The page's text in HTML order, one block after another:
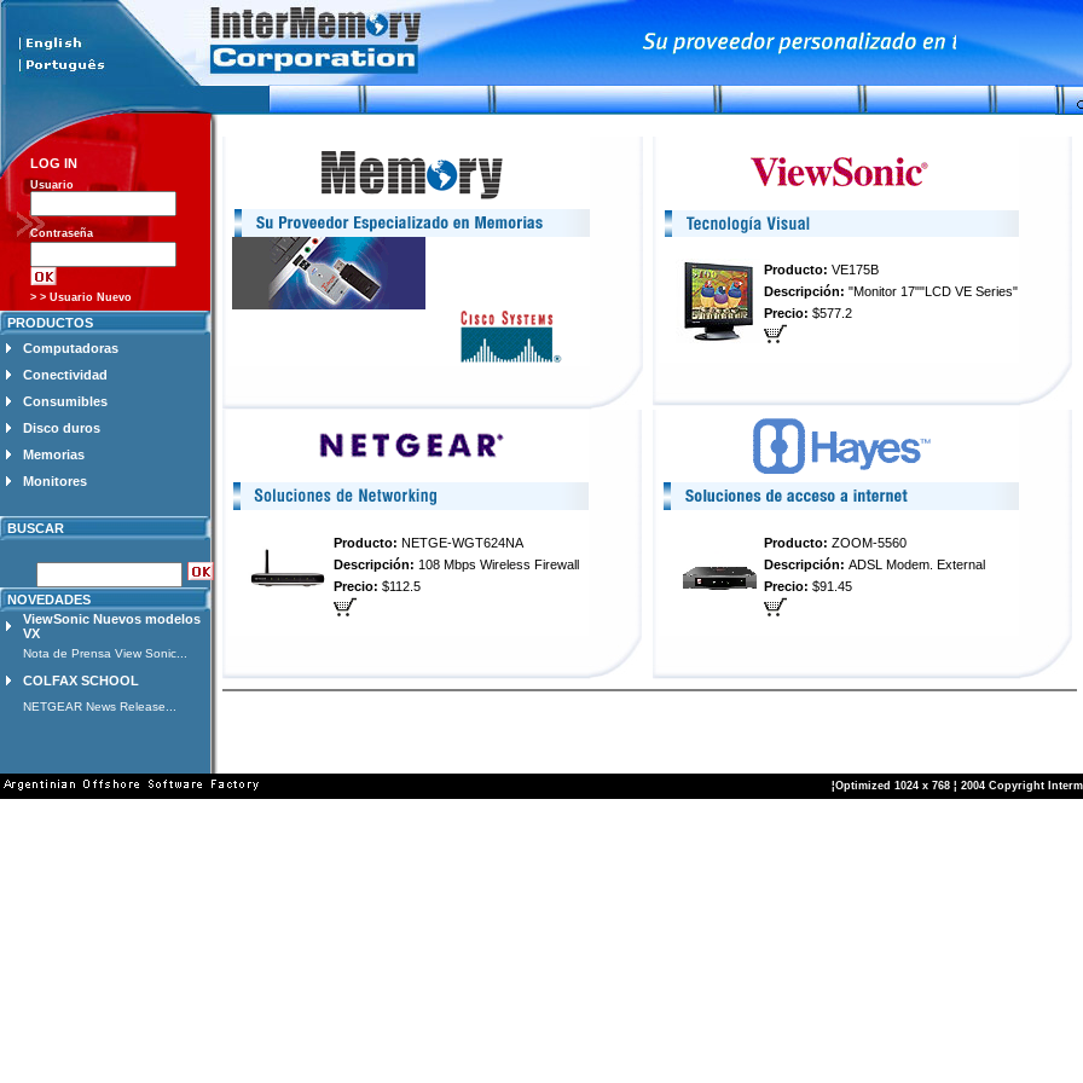
LOG IN
Usuario
Contraseña
> > Usuario Nuevo
PRODUCTOS
Computadoras
Conectividad
Consumibles
Disco duros
Memorias
Monitores
BUSCAR
NOVEDADES
ViewSonic Nuevos modelos
VX
Nota de Prensa View Sonic...
COLFAX SCHOOL
NETGEAR News Release...
Producto: VE175B
Descripción: "Monitor 17""LCD VE Series"
Precio: $577.2
Producto: NETGE-WGT624NA
Descripción: 108 Mbps Wireless Firewall
Precio: $112.5
Producto: ZOOM-5560
Descripción: ADSL Modem. External
Precio: $91.45
¦Optimized 1024 x 768 ¦ 2004 Copyright